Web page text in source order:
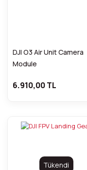
DJI O3 Air Unit Camera
Module
6.910,00 TL
Tükendi